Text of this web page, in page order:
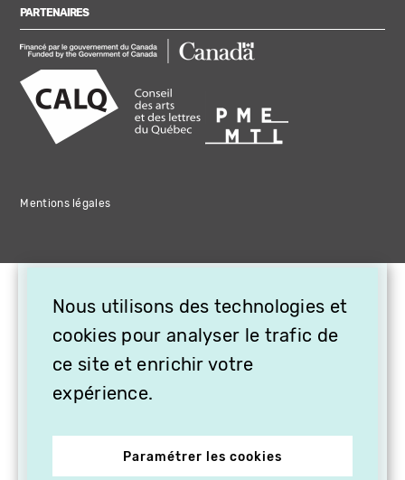
PARTENAIRES
Mentions légales
Nous utilisons des technologies et
cookies pour analyser le trafic de
ce site et enrichir votre
expérience.
Paramétrer les cookies
OFFREZ LA VIDÉO EN
CADEAU, ABONNEZ VOS
PROCHES À VITHÈQUE !